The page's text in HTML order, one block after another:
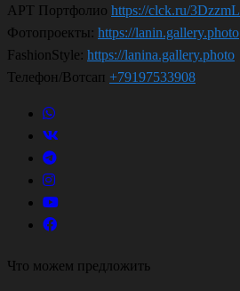
АРТ Портфолио https://clck.ru/3DzzmL
Фотопроекты: https://lanin.gallery.photo
FashionStyle: https://lanina.gallery.photo
Телефон/Вотсап +79197533908
Что можем предложить